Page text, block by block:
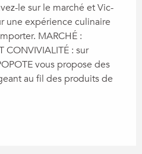
le sur le marché et Vic-
une expérience culinaire
MARCHÉ :
CONVIVIALITÉ : sur
vous propose des
au fil des produits de